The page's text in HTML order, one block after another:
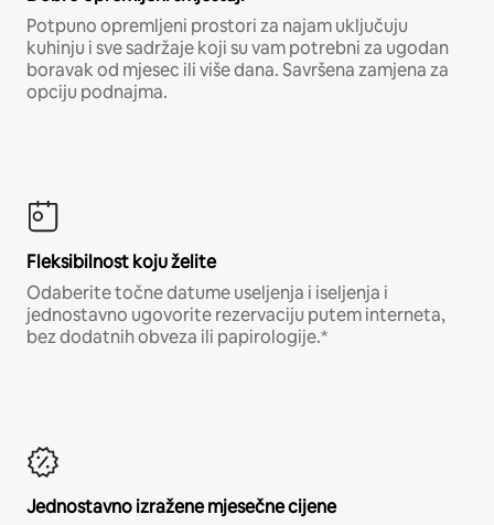
Potpuno opremljeni prostori za najam uključuju
kuhinju i sve sadržaje koji su vam potrebni za ugodan
boravak od mjesec ili više dana. Savršena zamjena za
opciju podnajma.
Fleksibilnost koju želite
Odaberite točne datume useljenja i iseljenja i
jednostavno ugovorite rezervaciju putem interneta,
bez dodatnih obveza ili papirologije.*
Jednostavno izražene mjesečne cijene